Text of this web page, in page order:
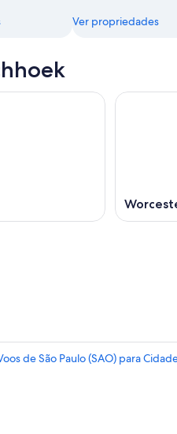
Ver propriedades
de São Paulo (SAO) para